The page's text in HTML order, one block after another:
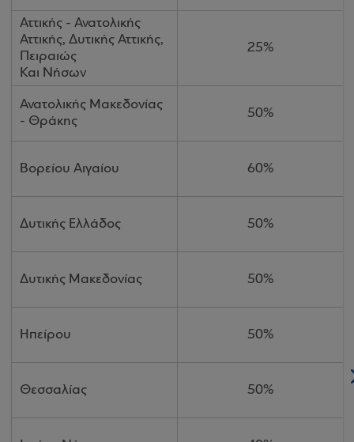
Αττικής - Ανατολικής
Αττικής, Δυτικής Αττικής,
Πειραιώς
Και Νήσων
25%
Ανατολικής Μακεδονίας
- Θράκης
50%
Βορείου Αιγαίου 60%
Δυτικής Ελλάδος 50%
Δυτικής Μακεδονίας 50%
Ηπείρου 50%
Θεσσαλίας 50%